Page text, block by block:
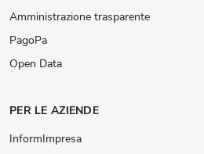
Amministrazione trasparente
PagoPa
Open Data
PER LE AZIENDE
InformImpresa